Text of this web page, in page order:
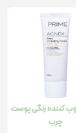
کننده رنگی پوست
چرب